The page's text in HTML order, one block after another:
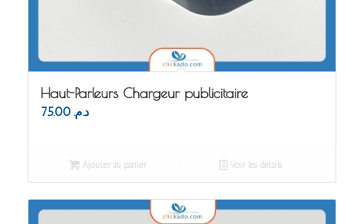
Haut-Parleurs Chargeur publicitaire
د.م. 75.00
Ajouter au panier Voir les détails